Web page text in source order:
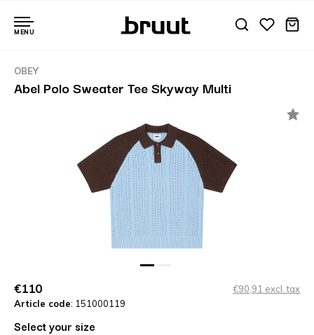
MENU
OBEY
Abel Polo Sweater Tee Skyway Multi
€110
€90,91 excl. tax
Article code: 151000119
Select your size